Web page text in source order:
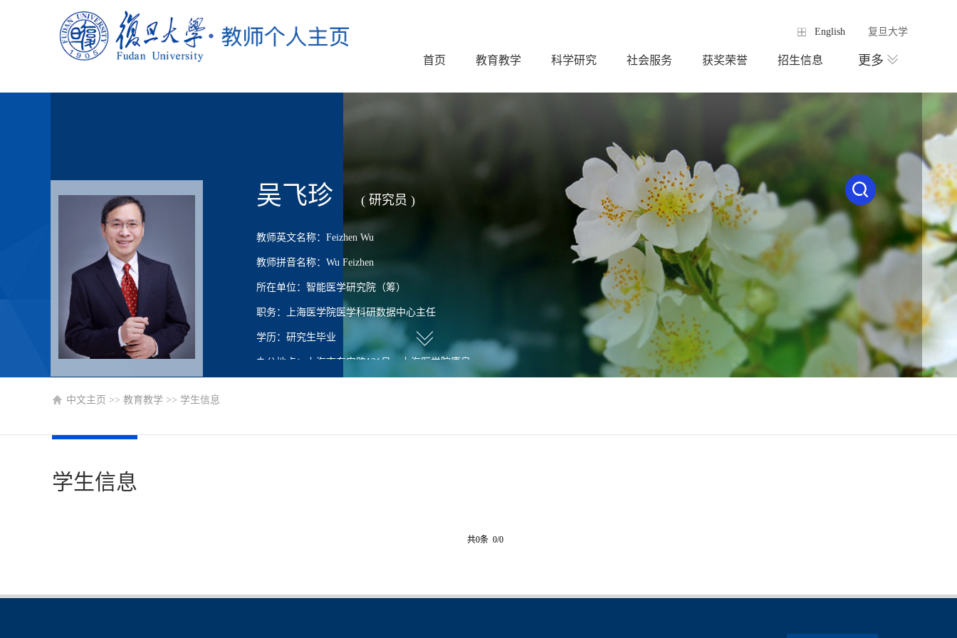
English 复旦大学
首页 教育教学 科学研究 社会服务 获奖荣誉 招生信息 更多
吴飞珍 ( 研究员 )
教师英文名称：Feizhen Wu
教师拼音名称：Wu Feizhen
所在单位：智能医学研究院（筹）
职务：上海医学院医学科研数据中心主任
学历：研究生毕业
办公地点：上海市东安路131号，上海医学院康泉
图书馆1108
中文主页 >> 教育教学 >> 学生信息
学生信息
共0条 0/0